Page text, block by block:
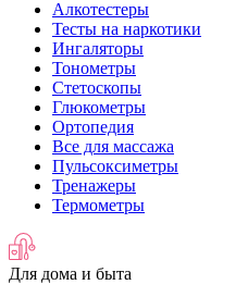
Алкотестеры
Тесты на наркотики
Ингаляторы
Тонометры
Стетоскопы
Глюкометры
Ортопедия
Все для массажа
Пульсоксиметры
Тренажеры
Термометры
Для дома и быта